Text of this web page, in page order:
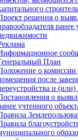
решения о
План
о комиссии
после
и
о
учтенного